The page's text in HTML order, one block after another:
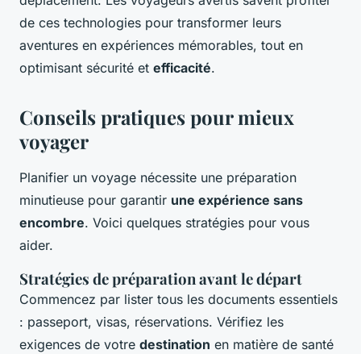
de ces technologies pour transformer leurs
aventures en expériences mémorables, tout en
optimisant sécurité et efficacité.
Conseils pratiques pour mieux
voyager
Planifier un voyage nécessite une préparation
minutieuse pour garantir une expérience sans
encombre. Voici quelques stratégies pour vous
aider.
Stratégies de préparation avant le départ
Commencez par lister tous les documents essentiels
: passeport, visas, réservations. Vérifiez les
exigences de votre destination en matière de santé